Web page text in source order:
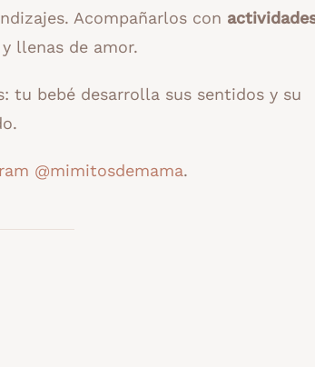
Acompañarlos con
llenas de amor.
tu bebé desarrolla sus sentidos y su
@mimitosdemama.